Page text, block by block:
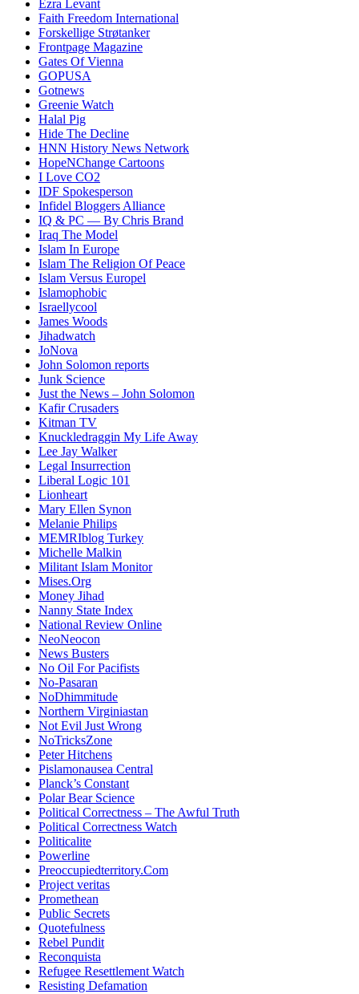
Ezra Levant
Faith Freedom International
Forskellige Strøtanker
Frontpage Magazine
Gates Of Vienna
GOPUSA
Gotnews
Greenie Watch
Halal Pig
Hide The Decline
HNN History News Network
HopeNChange Cartoons
I Love CO2
IDF Spokesperson
Infidel Bloggers Alliance
IQ & PC — By Chris Brand
Iraq The Model
Islam In Europe
Islam The Religion Of Peace
Islam Versus Europel
Islamophobic
Israellycool
James Woods
Jihadwatch
JoNova
John Solomon reports
Junk Science
Just the News – John Solomon
Kafir Crusaders
Kitman TV
Knuckledraggin My Life Away
Lee Jay Walker
Legal Insurrection
Liberal Logic 101
Lionheart
Mary Ellen Synon
Melanie Philips
MEMRIblog Turkey
Michelle Malkin
Militant Islam Monitor
Mises.Org
Money Jihad
Nanny State Index
National Review Online
NeoNeocon
News Busters
No Oil For Pacifists
No-Pasaran
NoDhimmitude
Northern Virginiastan
Not Evil Just Wrong
NoTricksZone
Peter Hitchens
Pislamonausea Central
Planck’s Constant
Polar Bear Science
Political Correctness – The Awful Truth
Political Correctness Watch
Politicalite
Powerline
Preoccupiedterritory.Com
Project veritas
Promethean
Public Secrets
Quotefulness
Rebel Pundit
Reconquista
Refugee Resettlement Watch
Resisting Defamation